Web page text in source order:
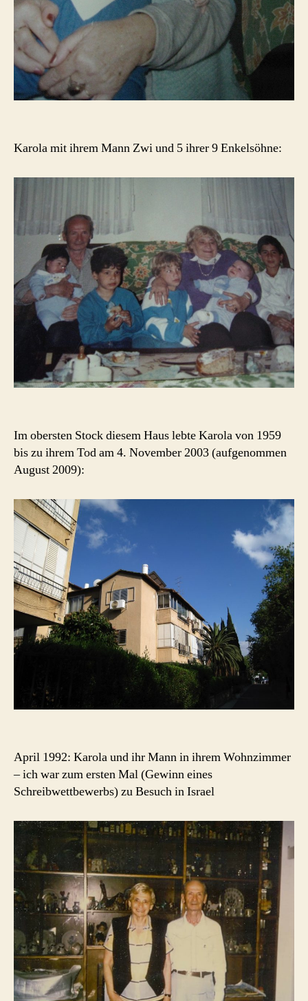
Karola mit ihrem Mann Zwi und 5 ihrer 9 Enkelsöhne:
Im obersten Stock diesem Haus lebte Karola von 1959
bis zu ihrem Tod am 4. November 2003 (aufgenommen
August 2009):
April 1992: Karola und ihr Mann in ihrem Wohnzimmer
– ich war zum ersten Mal (Gewinn eines
Schreibwettbewerbs) zu Besuch in Israel